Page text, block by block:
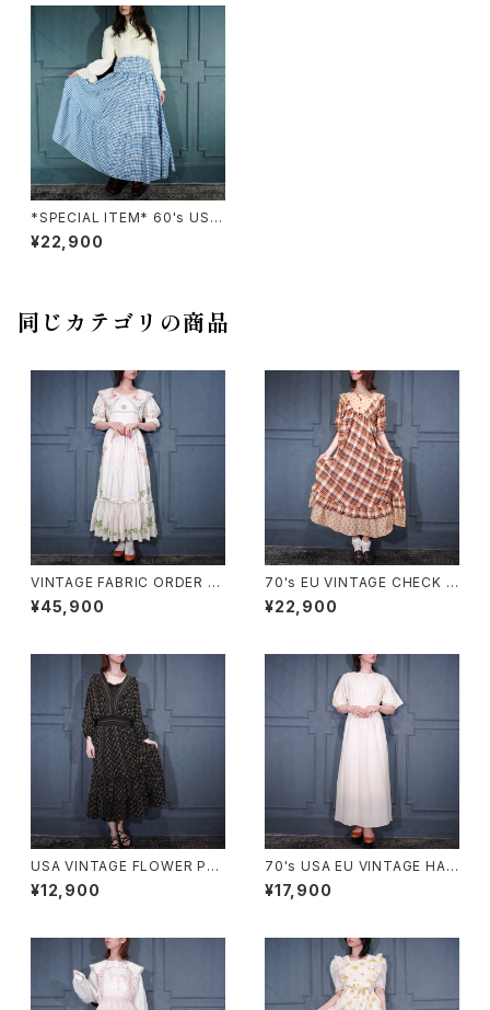
*SPECIAL ITEM* 60's USA
VINTAGE THE COUNTRY C
OUSIN CHECK PATTERNED
¥22,900
同じカテゴリの商品
VINTAGE FABRIC ORDER M
ADE FLOWER EMBROIDERY
CROSS STITCH BACK RIBB
メイドお花クロスステッチ刺繍バ
ッグリボンフリルレースデザイン
ワンピース
¥45,900
70's EU VINTAGE CHECK P
ATTERNED FRILL DESIGN
HALF SLEEVE ONE PIECE/7
¥22,900
USA VINTAGE FLOWER PAT
TERNED FRILL DESIGN ON
E PIECE/アメリカ古着お花柄フ
¥12,900
70's USA EU VINTAGE HAN
RO BACK RIBBON LACE DE
SIGN HALF SLEEVE KNIT O
リボンレースデザイン半袖ニット
ワンピース
¥17,900